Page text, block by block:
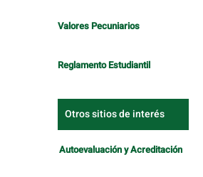
Valores Pecuniarios
Reglamento Estudiantil
Otros sitios de interés
Autoevaluación y Acreditación